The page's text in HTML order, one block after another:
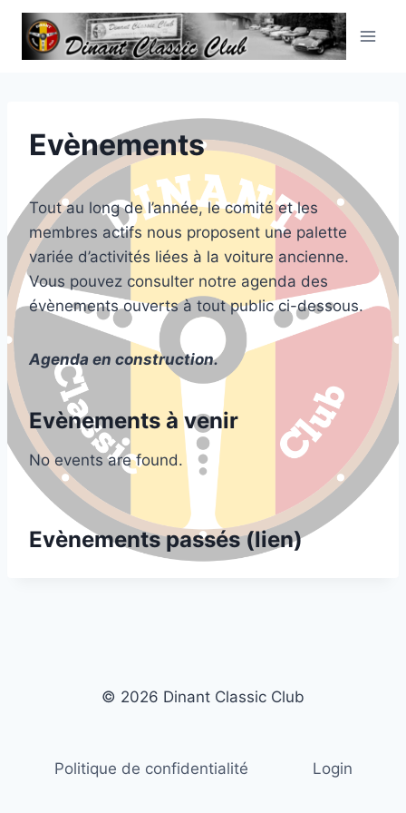
Aller
contenu
Evènements
Tout au long de l’année, le comité et les
membres actifs nous proposent une palette
variée d’activités liées à la voiture ancienne.
Vous pouvez consulter notre agenda des
évènements ouverts à tout public ci-dessous.
Agenda en construction.
Evènements à venir
No events are found.
Evènements passés (lien)
© 2026 Dinant Classic Club
Politique de confidentialité Login